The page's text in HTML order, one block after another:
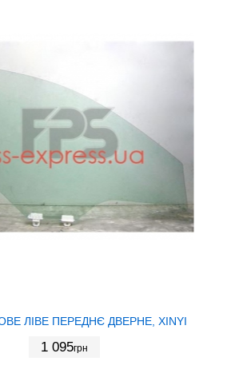
ЛІВЕ ПЕРЕДНЄ ДВЕРНЕ, XINYI
1 095грн